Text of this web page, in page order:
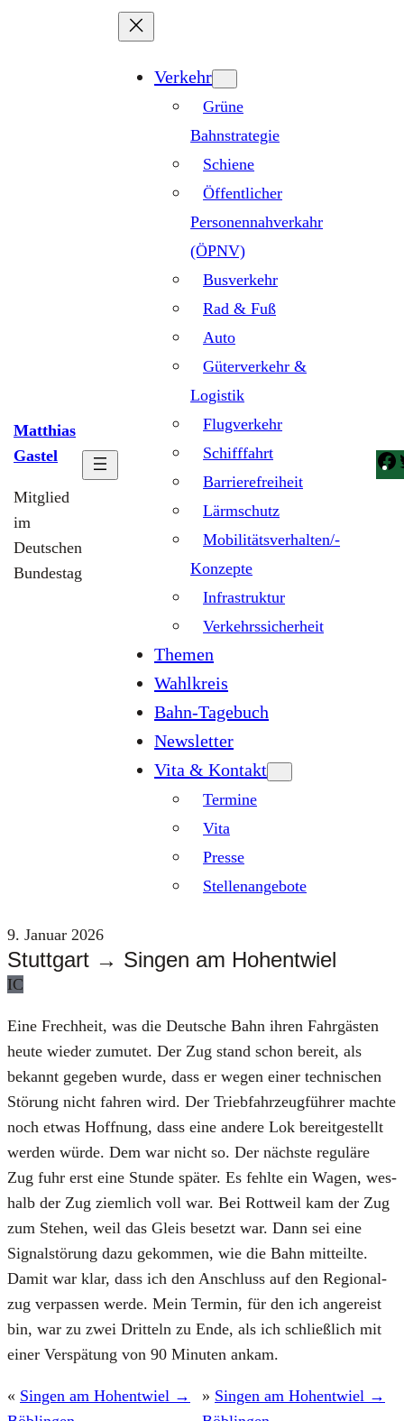
Matthias
Gastel
Mitglied
im
Deutschen
Bundestag
Verkehr
Grüne
Bahnstrategie
Schiene
Öffentlicher
Personennahverkahr
(ÖPNV)
Busverkehr
Rad & Fuß
Auto
Güterverkehr &
Logistik
Flugverkehr
Schifffahrt
Barrierefreiheit
Lärmschutz
Mobilitätsverhalten/-
Konzepte
Infrastruktur
Verkehrssicherheit
Themen
Wahlkreis
Bahn-Tagebuch
Newsletter
Vita & Kontakt
Termine
Vita
Presse
Stellenangebote
9. Januar 2026
Stuttgart → Singen am Hohentwiel
IC
Eine Frech­heit, was die Deut­sche Bahn ihren Fahr­gäs­ten
heu­te wie­der zumu­tet. Der Zug stand schon bereit, als
bekannt gege­ben wur­de, dass er wegen einer tech­ni­schen
Stö­rung nicht fah­ren wird. Der Trieb­fahr­zeug­füh­rer mach­te
noch etwas Hoff­nung, dass eine ande­re Lok bereit­ge­stellt
wer­den wür­de. Dem war nicht so. Der nächs­te regu­lä­re
Zug fuhr erst eine Stun­de spä­ter. Es fehl­te ein Wagen, wes­
halb der Zug ziem­lich voll war. Bei Rott­weil kam der Zug
zum Ste­hen, weil das Gleis besetzt war. Dann sei eine
Signal­stö­rung dazu gekom­men, wie die Bahn mit­teil­te.
Damit war klar, dass ich den Anschluss auf den Regio­nal­
zug ver­pas­sen wer­de. Mein Ter­min, für den ich ange­reist
bin, war zu zwei Drit­teln zu Ende, als ich schließ­lich mit
einer Ver­spä­tung von 90 Minu­ten ankam.
« Singen am Hohentwiel →
» Singen am Hohentwiel →